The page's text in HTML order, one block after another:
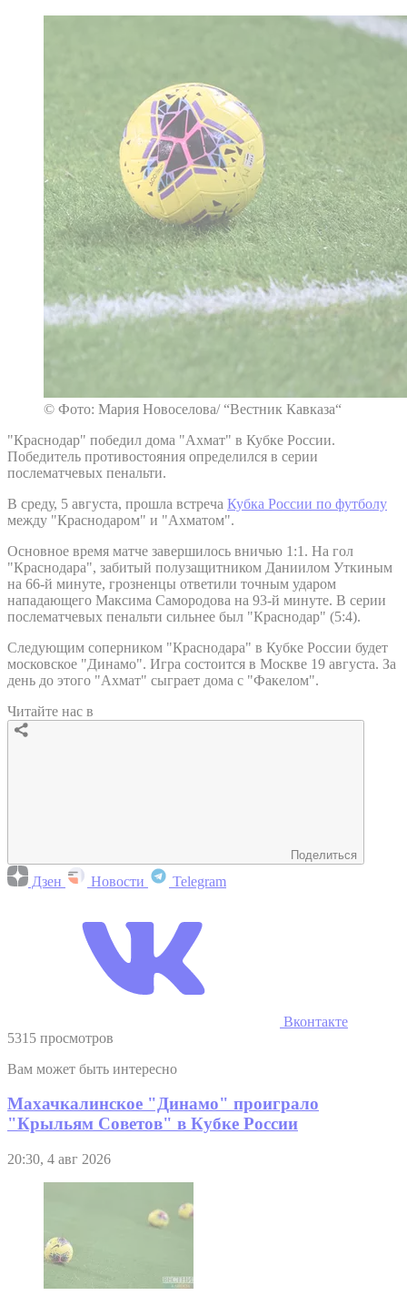
© Фото: Мария Новоселова/ “Вестник Кавказа“
"Краснодар" победил дома "Ахмат" в Кубке России.
Победитель противостояния определился в серии
послематчевых пенальти.
В среду, 5 августа, прошла встреча Кубка России по футболу
между "Краснодаром" и "Ахматом".
Основное время матче завершилось вничью 1:1. На гол
"Краснодара", забитый полузащитником Даниилом Уткиным
на 66-й минуте, грозненцы ответили точным ударом
нападающего Максима Самородова на 93-й минуте. В серии
послематчевых пенальти сильнее был "Краснодар" (5:4).
Следующим соперником "Краснодара" в Кубке России будет
московское "Динамо". Игра состоится в Москве 19 августа. За
день до этого "Ахмат" сыграет дома с "Факелом".
Читайте нас в
Поделиться
Дзен Новости Telegram
Вконтакте
5315 просмотров
Вам может быть интересно
Махачкалинское "Динамо" проиграло
"Крыльям Советов" в Кубке России
20:30, 4 авг 2026